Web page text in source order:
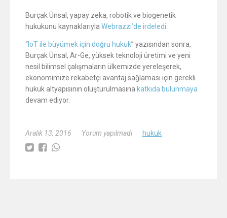
Burçak Ünsal, yapay zeka, robotik ve biogenetik
hukukunu kaynaklarıyla Webrazzi’de irdeledi.
“IoT ile büyümek için doğru hukuk” yazısından sonra,
Burçak Ünsal, Ar-Ge, yüksek teknoloji üretimi ve yeni
nesil bilimsel çalışmaların ülkemizde yereleşerek,
ekonomimize rekabetçi avantaj sağlaması için gerekli
hukuk altyapısının oluşturulmasına katkıda bulunmaya
devam ediyor.
Aralık 13, 2016 Yorum yapılmadı hukuk